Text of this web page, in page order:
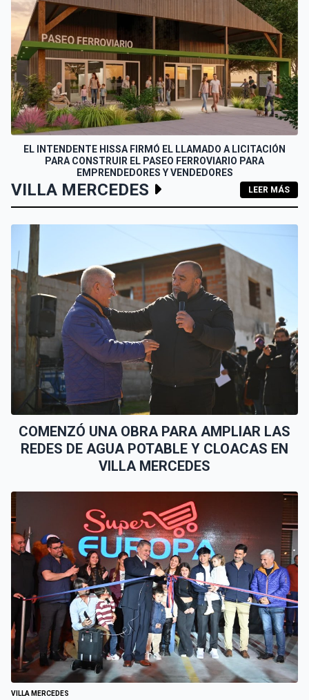
EL INTENDENTE HISSA FIRMÓ EL LLAMADO A LICITACIÓN
PARA CONSTRUIR EL PASEO FERROVIARIO PARA
EMPRENDEDORES Y VENDEDORES
VILLA MERCEDES LEER MÁS
COMENZÓ UNA OBRA PARA AMPLIAR LAS
REDES DE AGUA POTABLE Y CLOACAS EN
VILLA MERCEDES
VILLA MERCEDES